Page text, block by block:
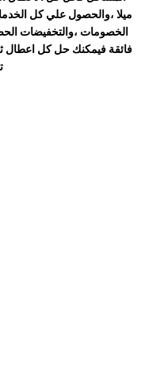
ميلا ،والحصول علي كل
الخصومات ،والتخفيضات
فائقة فيمكنك حل كل اعطال